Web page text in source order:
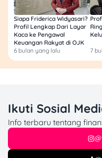
secara singkat.
Misalnya
penghasilan turun,
sakit, usaha sepi,
atau ada
mendesak yang
jelas.Contohnya
cicilan bertahap,
perpanjangan
atau permohonan
penyesuaian
Siapa Friderica Widyasari?
Profil Lengkap Dari Layar
Kaca ke Pengawal
Keuangan Rakyat di OJK
6 bulan yang lalu
7
Ikuti Sosial
Info terbaru tentang